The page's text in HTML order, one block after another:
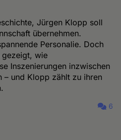
Jürgen Klopp soll
übernehmen.
Personalie. Doch
gezeigt, wie
Inszenierungen inzwischen
– und Klopp zählt zu ihren
6